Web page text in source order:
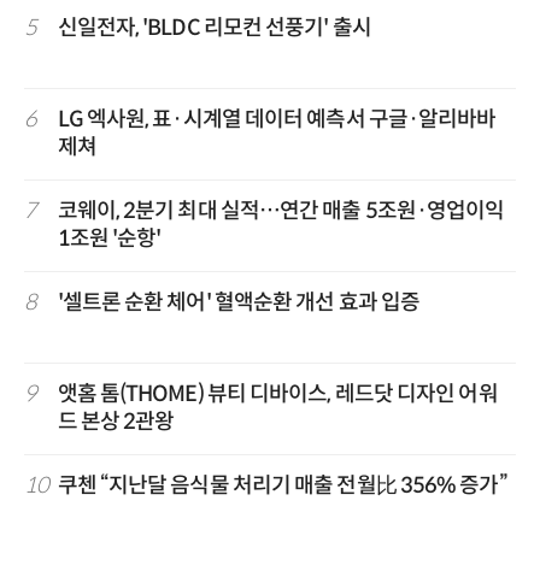
5 신일전자, 'BLDC 리모컨 선풍기' 출시
6
LG 엑사원, 표·시계열 데이터 예측서 구글·알리바바
제쳐
7
코웨이, 2분기 최대 실적…연간 매출 5조원·영업이익
1조원 '순항'
8 '셀트론 순환 체어' 혈액순환 개선 효과 입증
9
앳홈 톰(THOME) 뷰티 디바이스, 레드닷 디자인 어워
드 본상 2관왕
10 쿠첸 “지난달 음식물 처리기 매출 전월比 356% 증가”